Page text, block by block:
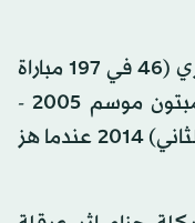
وهو الهدف الـ50 لوالكوت في الدوري (46 في 197 مباراة
مع آرسنال و4 في 21 مع ساوثهامبتون موسم 2005 -
2006) والأول له منذ يناير (كانون الثاني) 2014 عندما هز